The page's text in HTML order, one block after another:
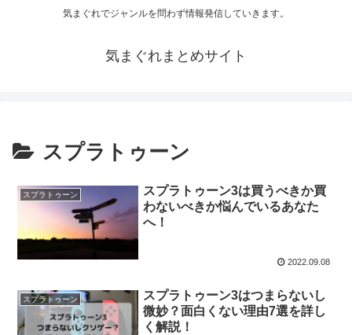
気まぐれでジャンルを問わず情報発信していきます。
気まぐれまとめサイト
スプラトゥーン
スプラトゥーン
スプラトゥーン3は買うべきか買
わないべきか悩んでいるあなた
へ！
2022.09.08
スプラトゥーン
スプラトゥーン3はつまらないし
微妙？面白くない理由7選を詳し
く解説！